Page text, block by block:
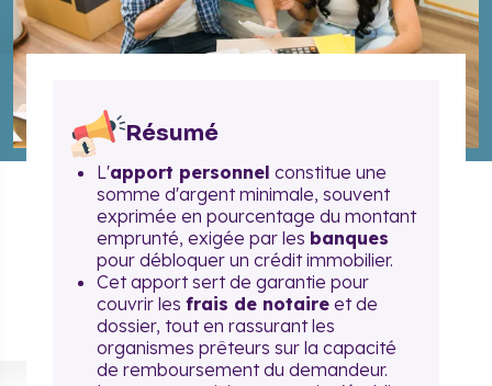
Résumé
L'apport personnel constitue une
somme d'argent minimale, souvent
exprimée en pourcentage du montant
emprunté, exigée par les banques
pour débloquer un crédit immobilier.
Cet apport sert de garantie pour
couvrir les frais de notaire et de
dossier, tout en rassurant les
organismes prêteurs sur la capacité
de remboursement du demandeur.